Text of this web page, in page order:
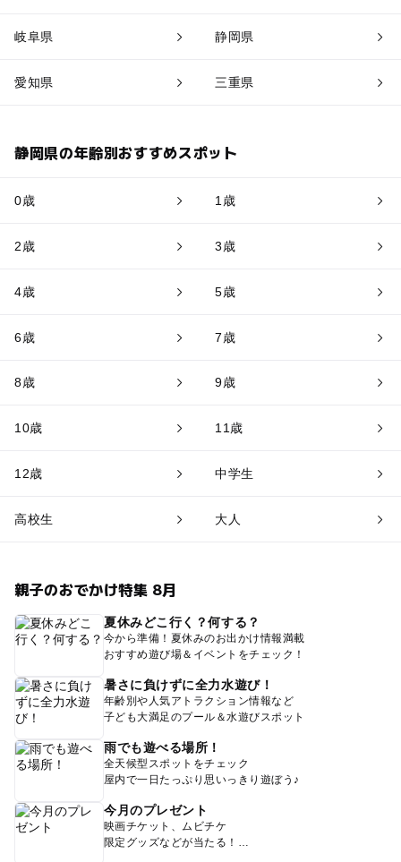
岐阜県 静岡県
愛知県 三重県
静岡県の年齢別おすすめスポット
0歳 1歳
2歳 3歳
4歳 5歳
6歳 7歳
8歳 9歳
10歳 11歳
12歳 中学生
高校生 大人
親子のおでかけ特集 8月
夏休みどこ行く？何する？
今から準備！夏休みのお出かけ情報満載
おすすめ遊び場＆イベントをチェック！
暑さに負けずに全力水遊び！
年齢別や人気アトラクション情報など
子ども大満足のプール＆水遊びスポット
雨でも遊べる場所！
全天候型スポットをチェック
屋内で一日たっぷり思いっきり遊ぼう♪
今月のプレゼント
映画チケット、ムビチケ
限定グッズなどが当たる！